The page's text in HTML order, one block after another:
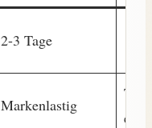
2-3 Tage
Markenlastig